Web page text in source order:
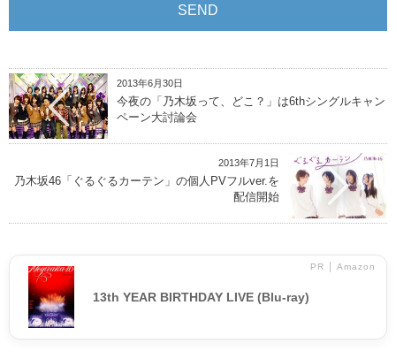
2013年6月30日
今夜の「乃木坂って、どこ？」は6thシングルキャン
ペーン大討論会
2013年7月1日
乃木坂46「ぐるぐるカーテン」の個人PVフルver.を
配信開始
PR │ Amazon
13th YEAR BIRTHDAY LIVE (Blu-ray)